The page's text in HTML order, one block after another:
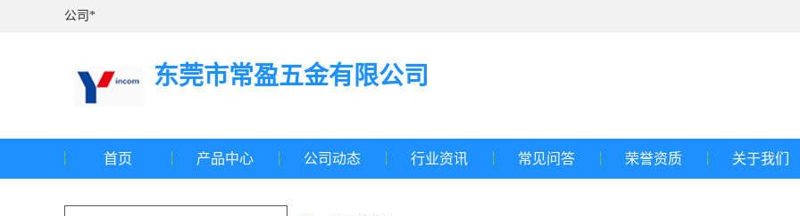
公司*
东莞市常盈五金有限公司
首页 产品中心 公司动态 行业资讯 常见问答 荣誉资质 关于我们